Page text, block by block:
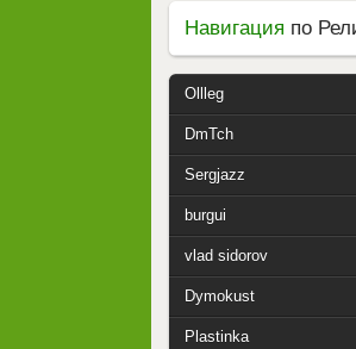
Навигация по
Ollleg
DmTch
Sergjazz
burgui
vlad sidorov
Dymokust
Plastinka